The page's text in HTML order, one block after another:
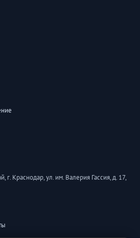
г. Краснодар, ул. им. Валерия Гассия, д. 17,